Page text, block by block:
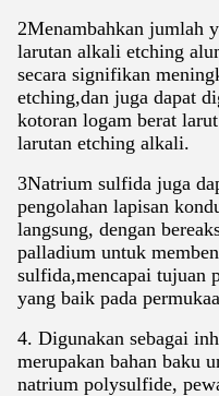
2Menambahkan jumlah
larutan alkali etching
secara signifikan
etching,dan juga dapat
kotoran logam berat
larutan etching alkali.
3Natrium sulfida juga
pengolahan lapisan
langsung, dengan
palladium untuk
sulfida,mencapai tujuan
yang baik pada
4. Digunakan sebagai
merupakan bahan baku
natrium polysulfide,